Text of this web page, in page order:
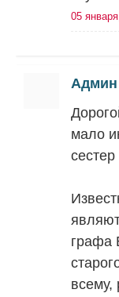
05
Админ
мало
графа
всему,